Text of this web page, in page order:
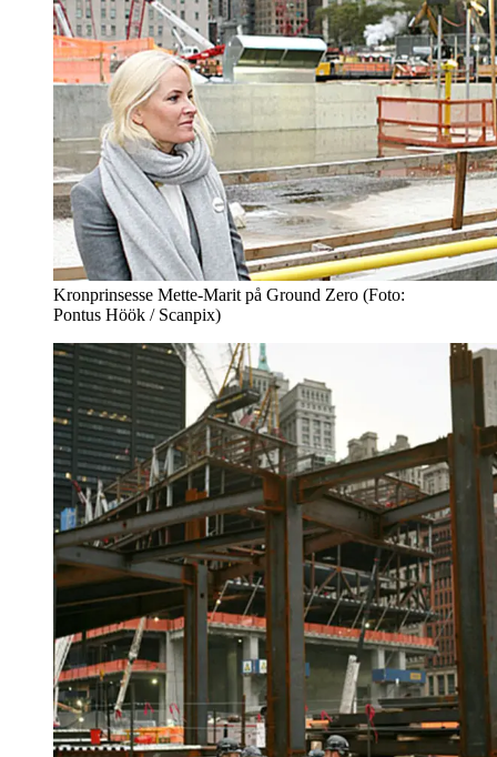
Kronprinsesse Mette-Marit på Ground Zero (Foto:
Pontus Höök / Scanpix)